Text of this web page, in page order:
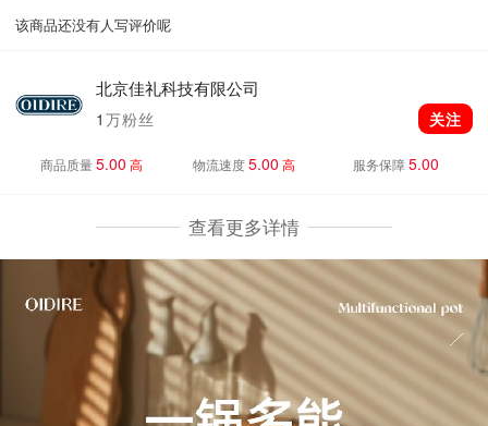
该商品还没有人写评价呢
北京佳礼科技有限公司
1万粉丝 关注
商品质量5.00 高 物流速度5.00 高 服务保障5.00
查看更多详情